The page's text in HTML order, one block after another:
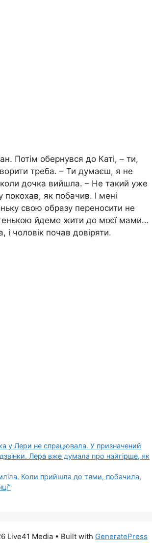
Потім обернувся до Каті, – ти,
треба. – Ти думаєш, я не
дочка вийшла. – Не такий уже
як побачив. І мені
свою образу переносити не
йдемо жити до моєї мами…
і чоловік почав довіряти.
у Лери не спрацювала. У призначений
Лера вже думала про найгірше, як
Коли прийшла до тями, побачила,
Live41 Media • Built with GeneratePress